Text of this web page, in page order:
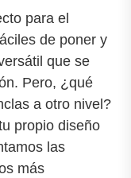
para el
de poner y
que se
Pero, ¿qué
a otro nivel?
propio diseño
las
más